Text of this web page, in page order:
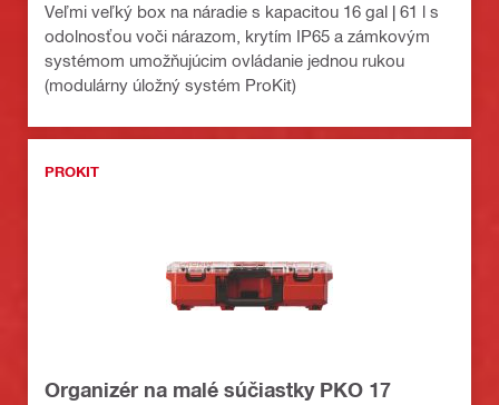
Veľmi veľký box na náradie s kapacitou 16 gal | 61 l s
odolnosťou voči nárazom, krytím IP65 a zámkovým
systémom umožňujúcim ovládanie jednou rukou
(modulárny úložný systém ProKit)
PROKIT
Organizér na malé súčiastky PKO 17